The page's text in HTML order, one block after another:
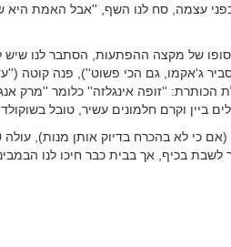
בפני עצמה, סח לנו השף, ''אבל האמת היא
של מקצה ההפתעות, הסתבר לנו שיש
ג'אקמו, גם הכי פשוט''), פנה קוטה
הכותרת: ''זופה אינגלזה'' כלומר ''מרק
ביין וקרם חלמונים עשיר, טובל
לשבת בכיף, אך בבית כבר חיכו לנו